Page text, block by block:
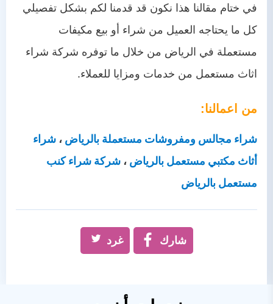
في ختام مقالنا هذا نكون قد قدمنا لكم بشكل تفصيلي
كل ما يحتاجه العميل من شراء أو بيع مكيفات
مستعملة في الرياض من خلال ما توفره شركة شراء
اثاث مستعمل من خدمات ومزايا للعملاء.
من اعمالنا:
شراء مجالس ومفروشات مستعملة بالرياض ، شراء
أثاث مكتبي مستعمل بالرياض ، شركة شراء كنب
مستعمل بالرياض
شارك غرد